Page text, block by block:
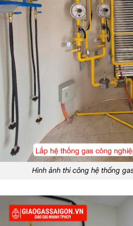
Hình ảnh thi công hệ thống